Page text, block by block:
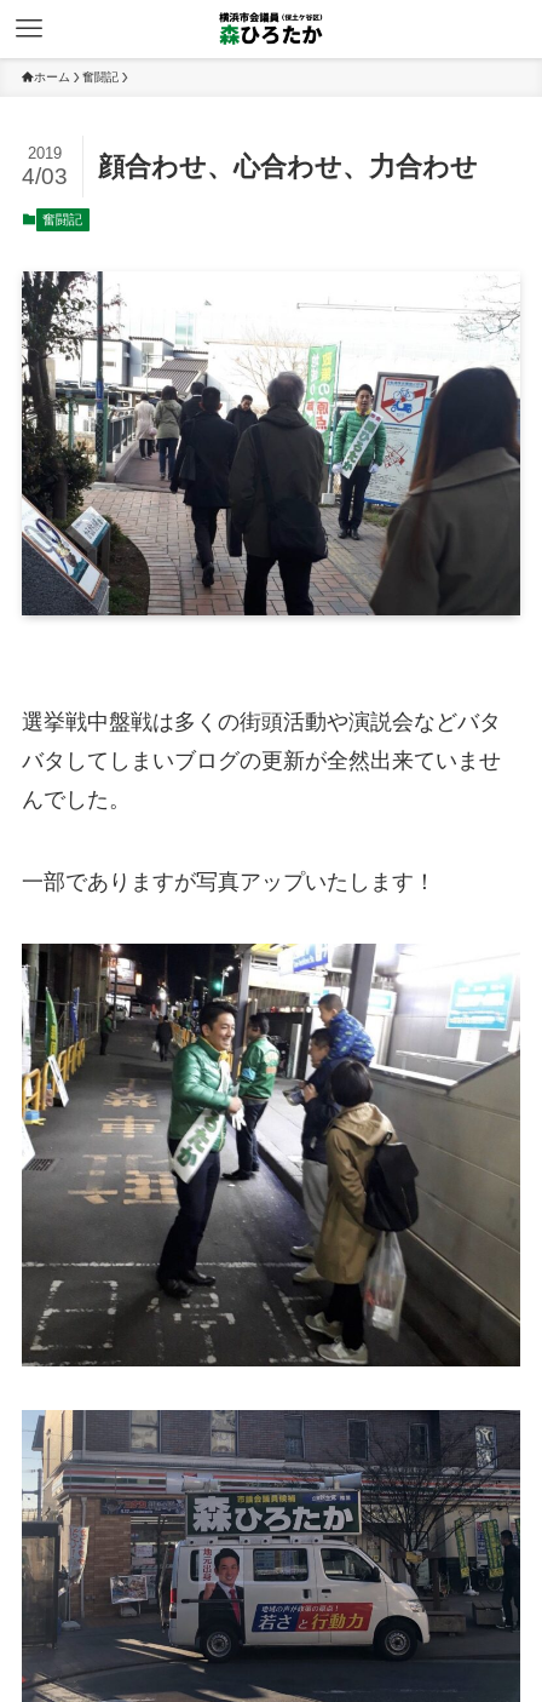
ホーム 奮闘記
顔合わせ、心合わせ、力合わせ
2019
4/03
奮闘記
選挙戦中盤戦は多くの街頭活動や演説会などバタ
バタしてしまいブログの更新が全然出来ていませ
んでした。
一部でありますが写真アップいたします！